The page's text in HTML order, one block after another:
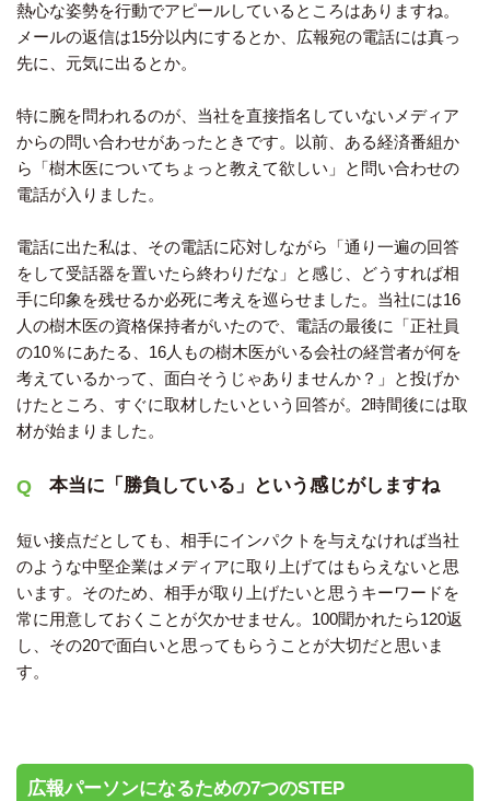
熱心な姿勢を行動でアピールしているところはありますね。
メールの返信は15分以内にするとか、広報宛の電話には真っ
先に、元気に出るとか。
特に腕を問われるのが、当社を直接指名していないメディア
からの問い合わせがあったときです。以前、ある経済番組か
ら「樹木医についてちょっと教えて欲しい」と問い合わせの
電話が入りました。
電話に出た私は、その電話に応対しながら「通り一遍の回答
をして受話器を置いたら終わりだな」と感じ、どうすれば相
手に印象を残せるか必死に考えを巡らせました。当社には16
人の樹木医の資格保持者がいたので、電話の最後に「正社員
の10％にあたる、16人もの樹木医がいる会社の経営者が何を
考えているかって、面白そうじゃありませんか？」と投げか
けたところ、すぐに取材したいという回答が。2時間後には取
材が始まりました。
本当に「勝負している」という感じがしますね
短い接点だとしても、相手にインパクトを与えなければ当社
のような中堅企業はメディアに取り上げてはもらえないと思
います。そのため、相手が取り上げたいと思うキーワードを
常に用意しておくことが欠かせません。100聞かれたら120返
し、その20で面白いと思ってもらうことが大切だと思いま
す。
広報パーソンになるための7つのSTEP